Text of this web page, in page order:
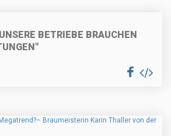
BETRIEBE BRAUCHEN